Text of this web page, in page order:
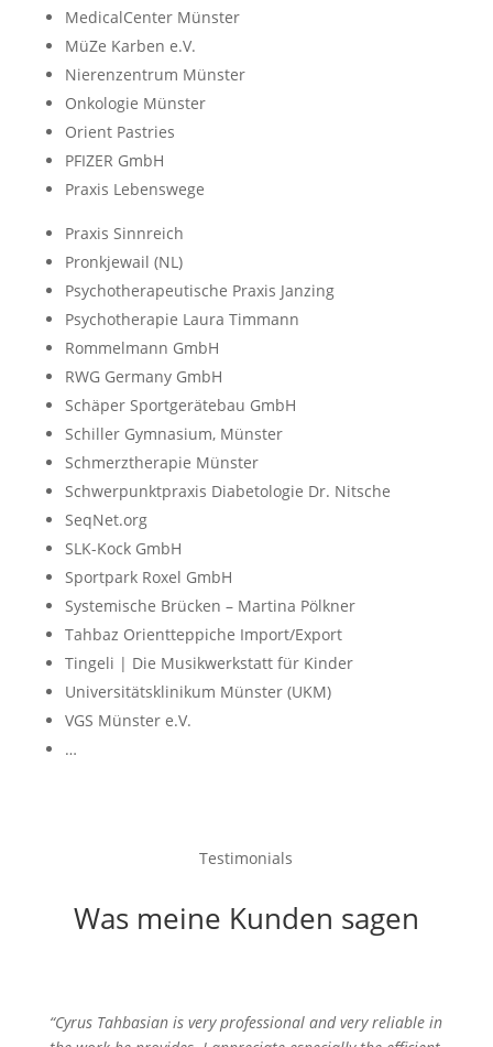
MedicalCenter Münster
MüZe Karben e.V.
Nierenzentrum Münster
Onkologie Münster
Orient Pastries
PFIZER GmbH
Praxis Lebenswege
Praxis Sinnreich
Pronkjewail (NL)
Psychotherapeutische Praxis Janzing
Psychotherapie Laura Timmann
Rommelmann GmbH
RWG Germany GmbH
Schäper Sportgerätebau GmbH
Schiller Gymnasium, Münster
Schmerztherapie Münster
Schwerpunktpraxis Diabetologie Dr. Nitsche
SeqNet.org
SLK-Kock GmbH
Sportpark Roxel GmbH
Systemische Brücken – Martina Pölkner
Tahbaz Orientteppiche Import/Export
Tingeli | Die Musikwerkstatt für Kinder
Universitätsklinikum Münster (UKM)
VGS Münster e.V.
…
Testimonials
Was meine Kunden sagen
“Cyrus Tahbasian is very professional and very reliable in